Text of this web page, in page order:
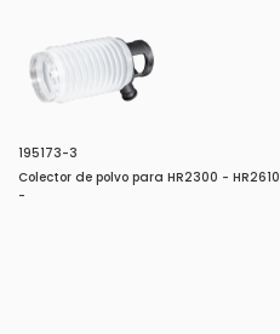
195173-3
Colector de polvo para HR2300 - HR2610
-